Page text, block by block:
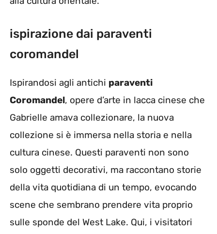
ispirazione dai paraventi
coromandel
Ispirandosi agli antichi paraventi
Coromandel, opere d’arte in lacca cinese che
Gabrielle amava collezionare, la nuova
collezione si è immersa nella storia e nella
cultura cinese. Questi paraventi non sono
solo oggetti decorativi, ma raccontano storie
della vita quotidiana di un tempo, evocando
scene che sembrano prendere vita proprio
sulle sponde del West Lake. Qui, i visitatori